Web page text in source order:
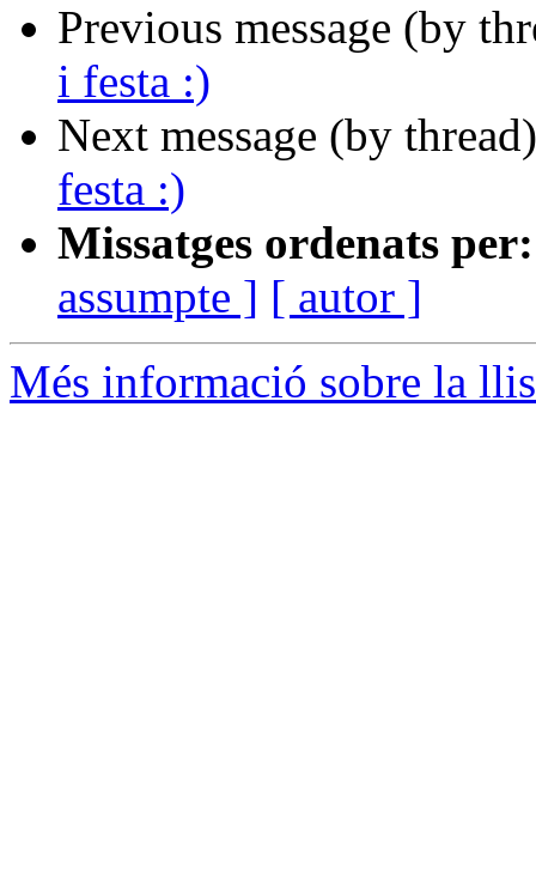
Previous message (by
i festa :)
Next message (by
festa :)
Missatges ordenats per:
assumpte ] [ autor ]
Més informació sobre la